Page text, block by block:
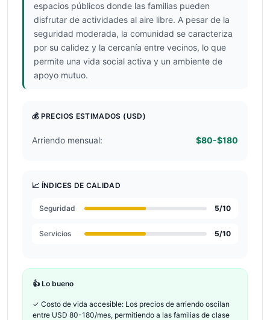
espacios públicos donde las familias pueden
disfrutar de actividades al aire libre. A pesar de la
seguridad moderada, la comunidad se caracteriza
por su calidez y la cercanía entre vecinos, lo que
permite una vida social activa y un ambiente de
apoyo mutuo.
💰 PRECIOS ESTIMADOS (USD)
Arriendo mensual: $80-$180
📈 ÍNDICES DE CALIDAD
Seguridad 5/10
Servicios 5/10
👍 Lo bueno
✓ Costo de vida accesible: Los precios de arriendo oscilan
entre USD 80-180/mes, permitiendo a las familias de clase